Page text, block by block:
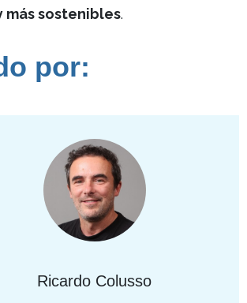
más sostenibles.
por:
Ricardo Colusso